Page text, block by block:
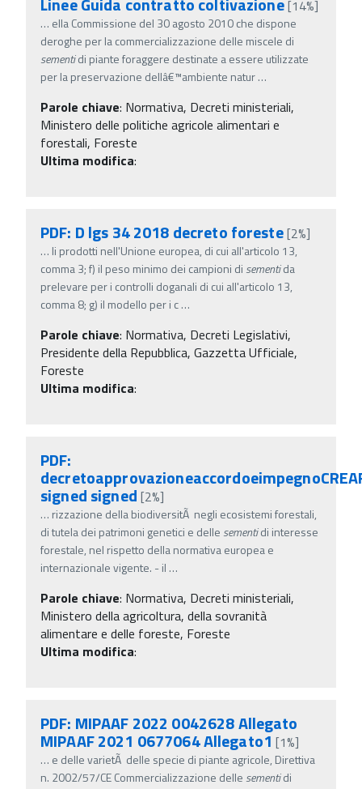
[14%]
… ella Commissione del 30 agosto 2010 che dispone
deroghe per la commercializzazione delle miscele di
sementidi piante foraggere destinate a essere utilizzate
per la preservazione dellâ€™ambiente natur…
Parole chiave: Normativa, Decreti ministeriali,
Ministero delle politiche agricole alimentari e
forestali, Foreste
Ultima modifica:
PDF: D lgs 34 2018 decreto foreste[2%]
… li prodotti nell'Unione europea, di cui all'articolo 13,
comma 3; f) il peso minimo dei campioni di sementida
prelevare per i controlli doganali di cui all'articolo 13,
comma 8; g) il modello per i c…
Parole chiave: Normativa, Decreti Legislativi,
Presidente della Repubblica, Gazzetta Ufficiale,
Foreste
Ultima modifica:
PDF:
signed signed [2%]
… rizzazione della biodiversitÃ negli ecosistemi forestali,
di tutela dei patrimoni genetici e delle sementidi interesse
forestale, nel rispetto della normativa europea e
internazionale vigente. - il …
Parole chiave: Normativa, Decreti ministeriali,
Ministero della agricoltura, della sovranità
alimentare e delle foreste, Foreste
Ultima modifica:
PDF: MIPAAF 2022 0042628 Allegato
MIPAAF 2021 0677064 Allegato1[1%]
… e delle varietÃ delle specie di piante agricole, Direttiva
n. 2002/57/CE Commercializzazione delle sementidi